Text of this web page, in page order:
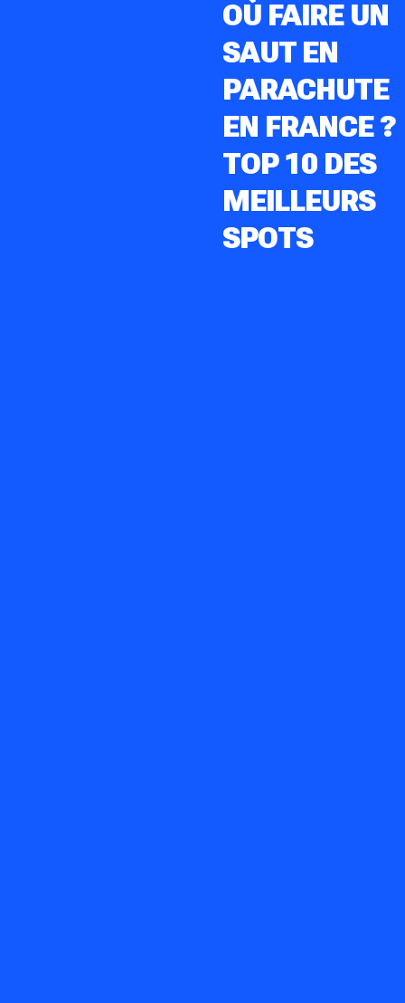
OÙ FAIRE UN
SAUT EN
PARACHUTE
EN FRANCE ?
TOP 10 DES
MEILLEURS
SPOTS